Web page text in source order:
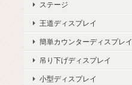
ステージ
王道ディスプレイ
簡単カウンターディスプレイ
吊り下げディスプレイ
小型ディスプレイ